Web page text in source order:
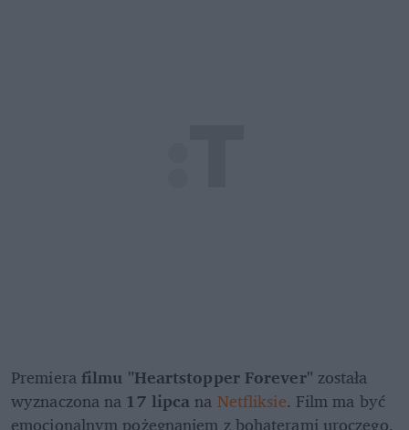
Premiera filmu "Heartstopper Forever" została
wyznaczona na 17 lipca na Netfliksie. Film ma być